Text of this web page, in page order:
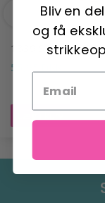
1839 STRIKKET
55,95 DKK
Bliv en
og få